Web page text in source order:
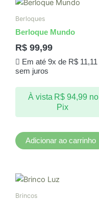
Berloques
Berloque Mundo
R$ 99,99
Em até 9x de R$11,11
sem juros
À vista R$ 94,99 no
Pix
Adicionar ao carrinho
Brincos